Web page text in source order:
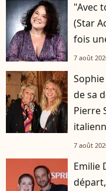
"Avec
(Star
fois
7 août
de sa
Pierre
7 août
Emilie